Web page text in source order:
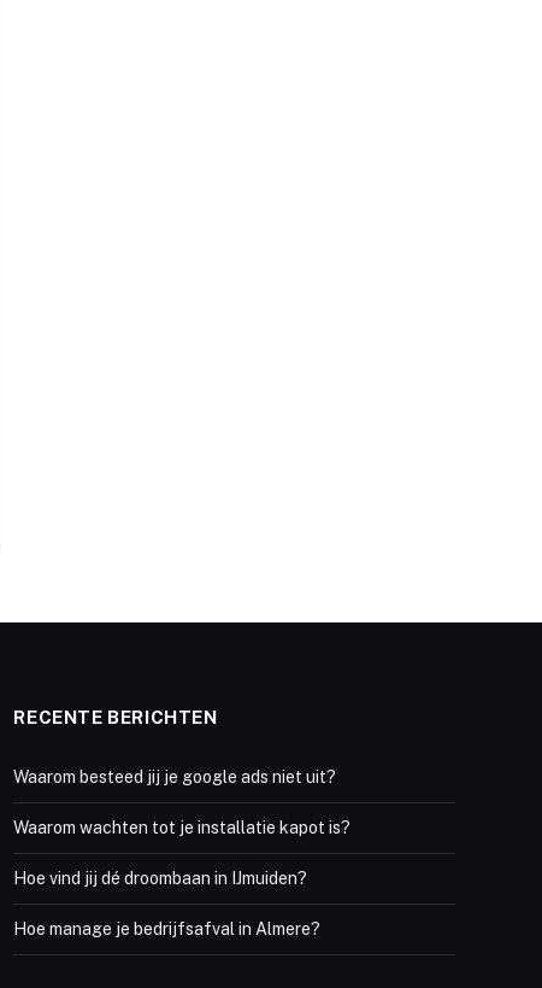
RECENTE BERICHTEN
Waarom besteed jij je google ads niet uit?
Waarom wachten tot je installatie kapot is?
Hoe vind jij dé droombaan in IJmuiden?
Hoe manage je bedrijfsafval in Almere?